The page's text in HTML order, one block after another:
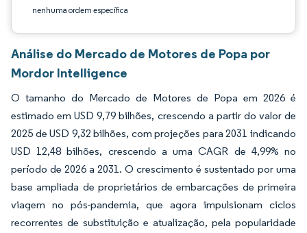
nenhuma ordem específica
Análise do Mercado de Motores de Popa por
Mordor Intelligence
O tamanho do Mercado de Motores de Popa em 2026 é
estimado em USD 9,79 bilhões, crescendo a partir do valor de
2025 de USD 9,32 bilhões, com projeções para 2031 indicando
USD 12,48 bilhões, crescendo a uma CAGR de 4,99% no
período de 2026 a 2031. O crescimento é sustentado por uma
base ampliada de proprietários de embarcações de primeira
viagem no pós-pandemia, que agora impulsionam ciclos
recorrentes de substituição e atualização, pela popularidade